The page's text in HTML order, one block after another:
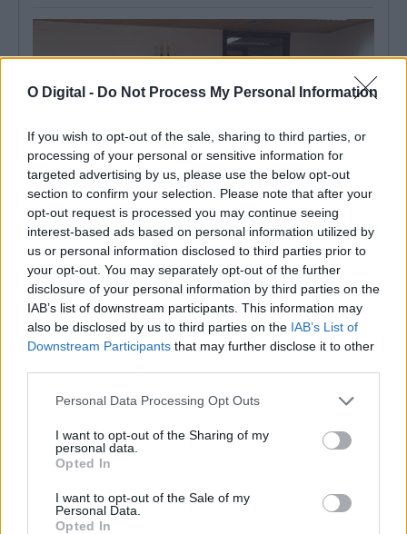
O Digital - Do Not Process My Personal Information
If you wish to opt-out of the sale, sharing to third parties, or
processing of your personal or sensitive information for
targeted advertising by us, please use the below opt-out
section to confirm your selection. Please note that after your
opt-out request is processed you may continue seeing
interest-based ads based on personal information utilized by
us or personal information disclosed to third parties prior to
your opt-out. You may separately opt-out of the further
disclosure of your personal information by third parties on the
IAB’s list of downstream participants. This information may
also be disclosed by us to third parties on the IAB’s List of
Downstream Participants that may further disclose it to other
Personal Data Processing Opt Outs
I want to opt-out of the Sharing of my
personal data.
Opted In
I want to opt-out of the Sale of my
Personal Data.
Opted In
Zona dos Mármores e Alqueva «tem todas as condições para
receber» a Grande Área de Acolhimento Empresarial do
Alentejo
A Zona dos Mármores e Alqueva «tem todas as condições para
receber» a Grande...